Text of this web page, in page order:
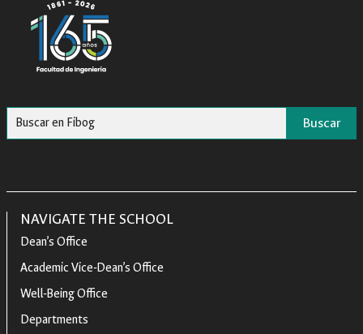
Buscar
NAVIGATE THE SCHOOL
Dean’s Office
Academic Vice-Dean’s Office
Well-Being Office
Departments